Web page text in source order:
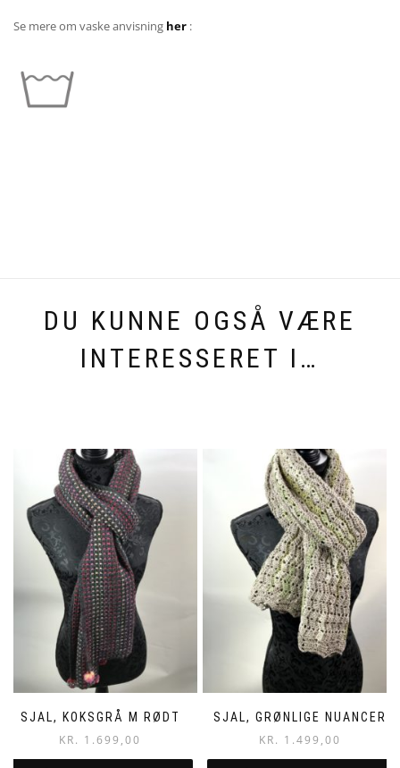
Se mere om vaske anvisning her :
DU KUNNE OGSÅ VÆRE
INTERESSERET I…
SJAL, KOKSGRÅ M RØDT
KR. 1.699,00
SJAL, GRØNLIGE NUANCER
KR. 1.499,00